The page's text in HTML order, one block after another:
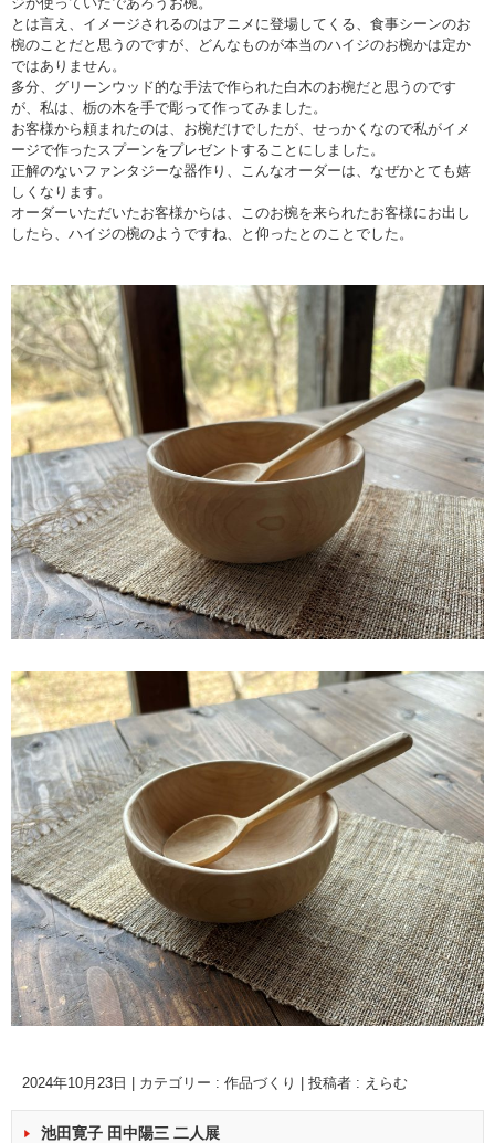
とは言え、イメージされるのはアニメに登場してくる、食事シーンのお
椀のことだと思うのですが、どんなものが本当のハイジのお椀かは定か
ではありません。
多分、グリーンウッド的な手法で作られた白木のお椀だと思うのです
が、私は、栃の木を手で彫って作ってみました。
お客様から頼まれたのは、お椀だけでしたが、せっかくなので私がイメ
ージで作ったスプーンをプレゼントすることにしました。
正解のないファンタジーな器作り、こんなオーダーは、なぜかとても嬉
しくなります。
オーダーいただいたお客様からは、このお椀を来られたお客様にお出し
したら、ハイジの椀のようですね、と仰ったとのことでした。
2024年10月23日 カテゴリー : 作品づくり 投稿者 : えらむ
池田寛子 田中陽三 二人展